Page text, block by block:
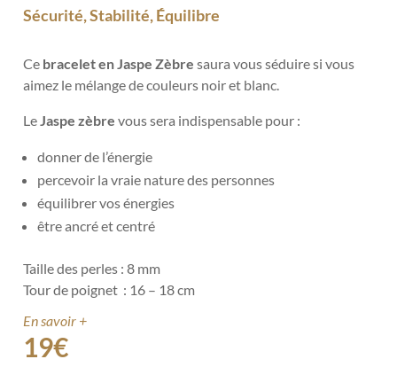
Sécurité, Stabilité, Équilibre
Ce bracelet en Jaspe Zèbresaura vous séduire si vous
aimez le mélange de couleurs noir et blanc.
Le Jaspe zèbre vous sera indispensable pour :
donner de l’énergie
percevoir la vraie nature des personnes
équilibrer vos énergies
être ancré et centré
Taille des perles : 8 mm
Tour de poignet : 16 – 18 cm
En savoir +
19€